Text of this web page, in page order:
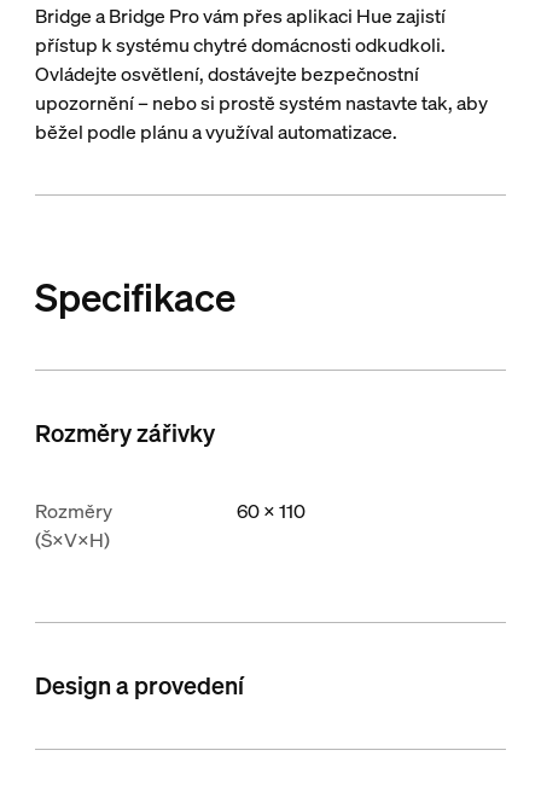
Bridge a Bridge Pro vám přes aplikaci Hue zajistí
přístup k systému chytré domácnosti odkudkoli.
Ovládejte osvětlení, dostávejte bezpečnostní
upozornění – nebo si prostě systém nastavte tak, aby
běžel podle plánu a využíval automatizace.
Specifikace
Rozměry zářivky
Rozměry
(Š×V×H)
60 x 110
Design a provedení